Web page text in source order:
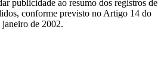
publicidade ao resumo dos registros de
conforme previsto no Artigo 14 do
de 2002.